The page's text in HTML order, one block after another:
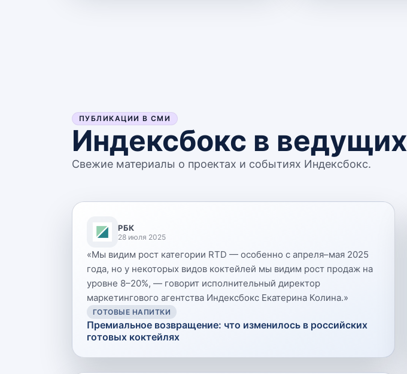
ПУБЛИКАЦИИ В СМИ
Индексбокс в
Свежие материалы о проектах и событиях Индексбокс.
РБК
28 июля 2025
«Мы видим рост категории RTD — особенно с апреля–мая 2025
года, но у некоторых видов коктейлей мы видим рост продаж на
уровне 8–20%, — говорит исполнительный директор
маркетингового агентства Индексбокс Екатерина Колина.»
ГОТОВЫЕ НАПИТКИ
Премиальное возвращение: что изменилось в российских
готовых коктейлях